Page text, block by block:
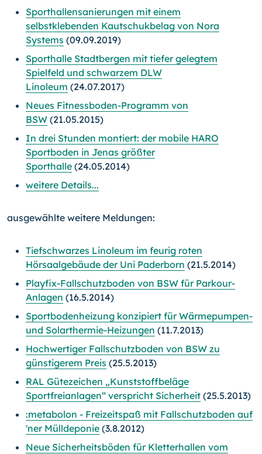
Sporthallensanierungen mit einem
selbstklebenden Kautschukbelag von Nora
Systems (09.09.2019)
Sporthalle Stadtbergen mit tiefer gelegtem
Spielfeld und schwarzem DLW
Linoleum (24.07.2017)
Neues Fitnessboden-Programm von
BSW (21.05.2015)
In drei Stunden montiert: der mobile HARO
Sportboden in Jenas größter
Sporthalle (24.05.2014)
weitere Details...
ausgewählte weitere Meldungen:
Tiefschwarzes Linoleum im feurig roten
Hörsaalgebäude der Uni Paderborn (21.5.2014)
Playfix-Fallschutzboden von BSW für Parkour-
Anlagen (16.5.2014)
Sportbodenheizung konzipiert für Wärmepumpen-
und Solarthermie-Heizungen (11.7.2013)
Hochwertiger Fallschutzboden von BSW zu
günstigerem Preis (25.5.2013)
RAL Gütezeichen „Kunststoffbeläge
Sportfreianlagen“ verspricht Sicherheit (25.5.2013)
:metabolon - Freizeitspaß mit Fallschutzboden auf
'ner Mülldeponie (3.8.2012)
Neue Sicherheitsböden für Kletterhallen vom